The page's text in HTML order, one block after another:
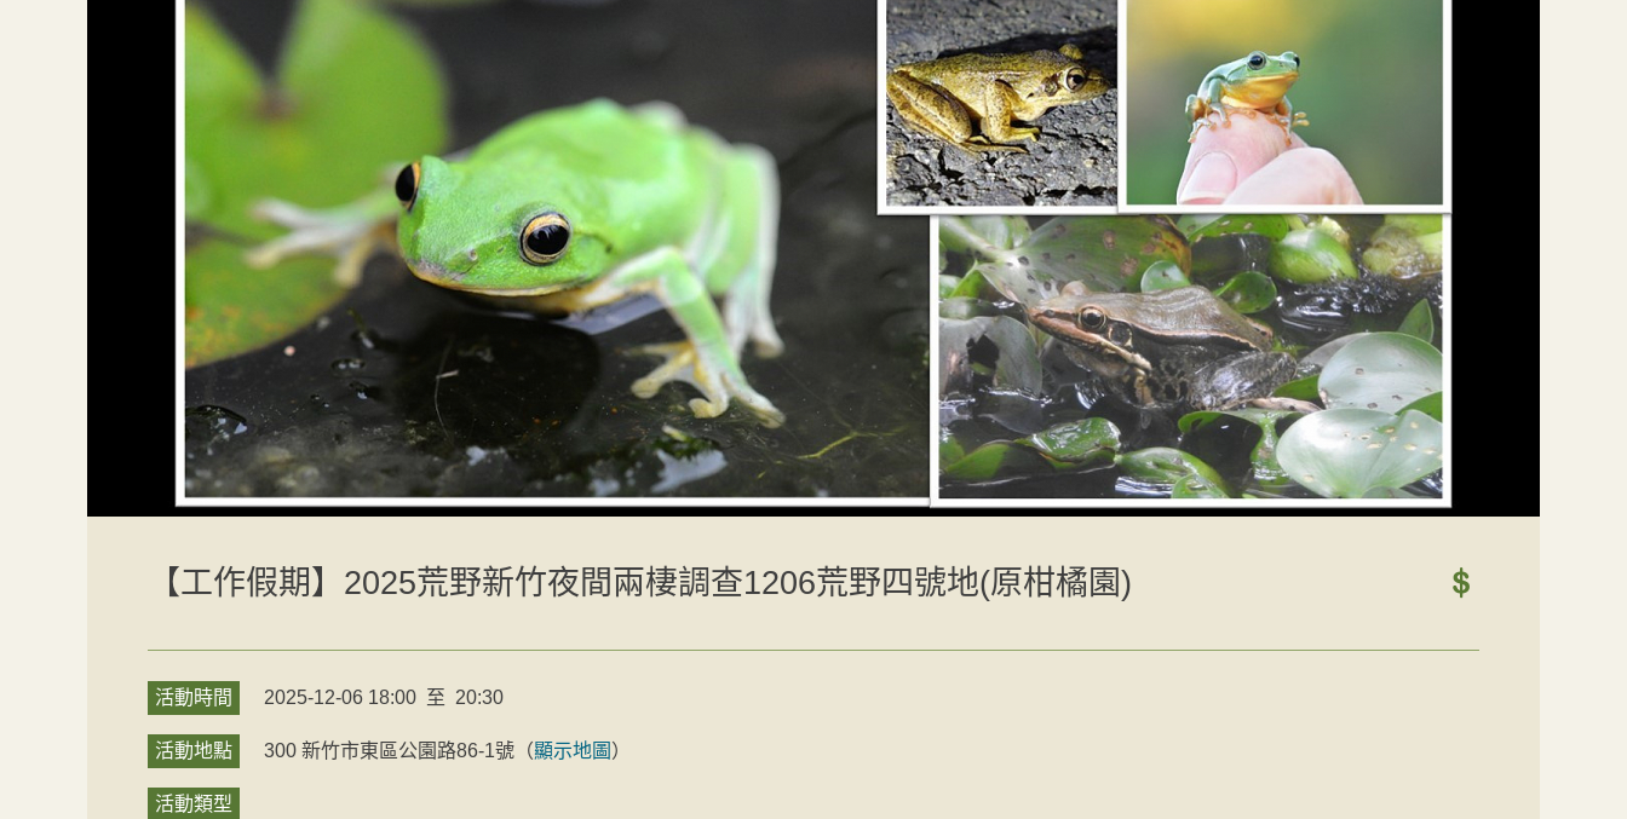
【工作假期】2025荒野新竹夜間兩棲調查1206荒野四號地(原柑橘園)
活動時間 2025-12-06 18:00 至 20:30
活動地點 300 新竹市東區公園路86-1號 （顯示地圖 ）
活動類型